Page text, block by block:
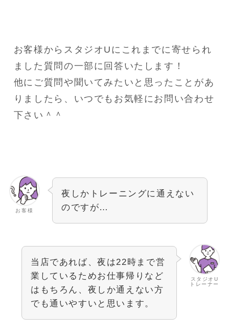
お客様からスタジオUにこれまでに寄せられ
ました質問の一部に回答いたします！
他にご質問や聞いてみたいと思ったことがあ
りましたら、いつでもお気軽にお問い合わせ
下さい＾＾
お客様
夜しかトレーニングに通えない
のですが…
スタジオU
トレーナー
当店であれば、夜は22時まで営
業しているためお仕事帰りなど
はもちろん、夜しか通えない方
でも通いやすいと思います。